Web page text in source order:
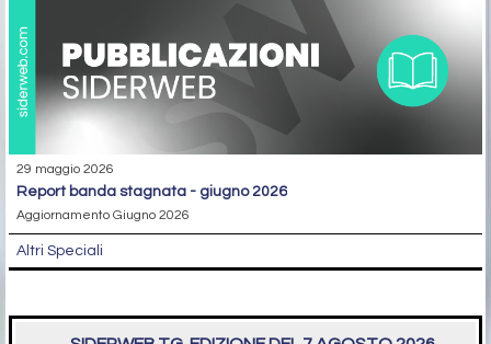
29 maggio 2026
report banda stagnata - giugno 2026
Aggiornamento Giugno 2026
Altri Speciali